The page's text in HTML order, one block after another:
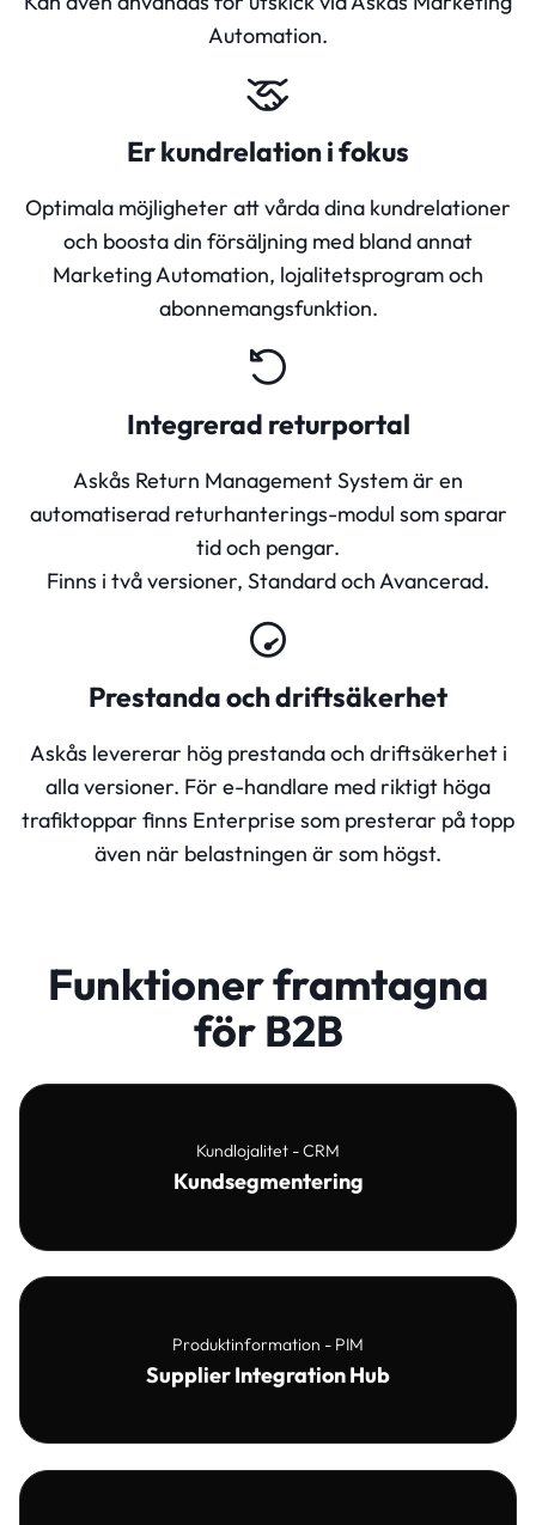
Automation.
Er kundrelation i fokus
Optimala möjligheter att vårda dina kundrelationer
och boosta din försäljning med bland annat
Marketing Automation, lojalitetsprogram och
abonnemangsfunktion.
Integrerad returportal
Askås Return Management System är en
automatiserad returhanterings-modul som sparar
tid och pengar.
Finns i två versioner, Standard och Avancerad.
Prestanda och driftsäkerhet
Askås levererar hög prestanda och driftsäkerhet i
alla versioner. För e-handlare med riktigt höga
trafiktoppar finns Enterprise som presterar på topp
även när belastningen är som högst.
Funktioner framtagna
för B2B
Kundlojalitet - CRM
Kundsegmentering
Produktinformation - PIM
Supplier Integration Hub